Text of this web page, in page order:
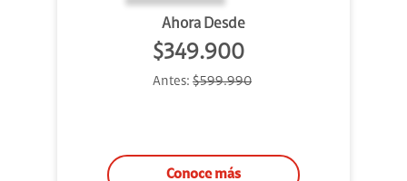
Ahora Desde
$349.900
Antes: $599.990
Conoce más